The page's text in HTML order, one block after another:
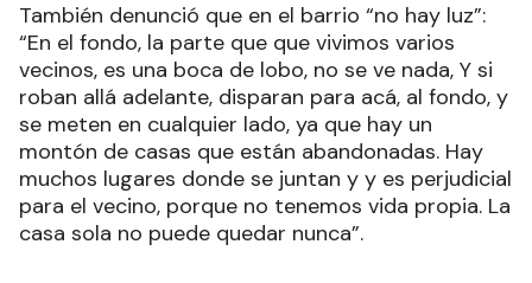
También denunció que en el barrio “no hay luz”:
“En el fondo, la parte que que vivimos varios
vecinos, es una boca de lobo, no se ve nada, Y si
roban allá adelante, disparan para acá, al fondo, y
se meten en cualquier lado, ya que hay un
montón de casas que están abandonadas. Hay
muchos lugares donde se juntan y y es perjudicial
para el vecino, porque no tenemos vida propia. La
casa sola no puede quedar nunca”.